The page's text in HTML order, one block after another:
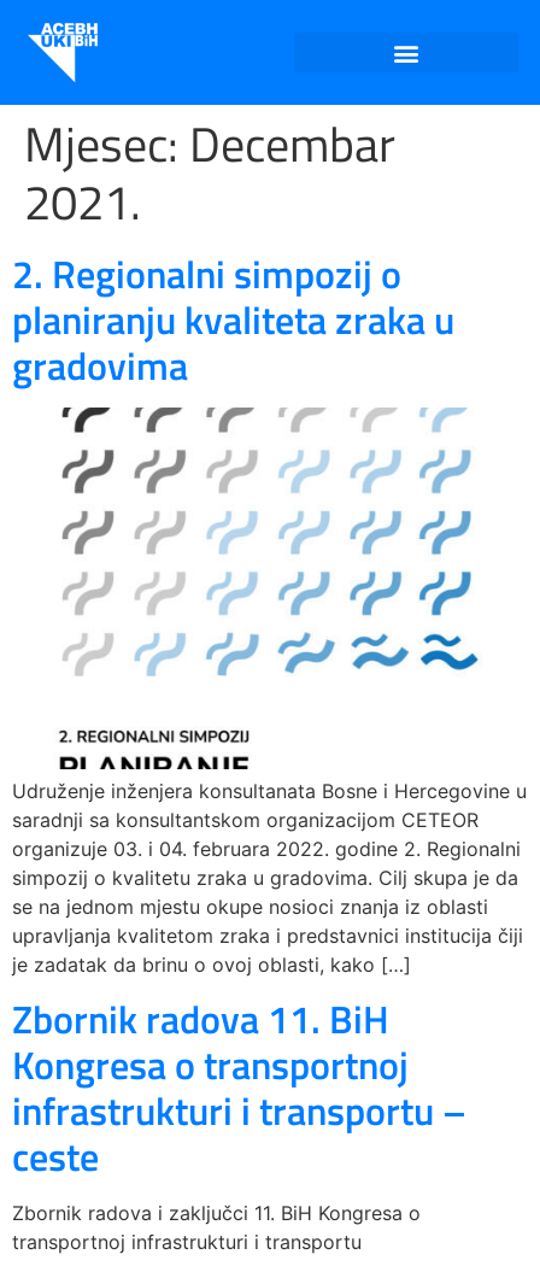
Mjesec: Decembar
2021.
2. Regionalni simpozij o
planiranju kvaliteta zraka u
gradovima
Udruženje inženjera konsultanata Bosne i Hercegovine u
saradnji sa konsultantskom organizacijom CETEOR
organizuje 03. i 04. februara 2022. godine 2. Regionalni
simpozij o kvalitetu zraka u gradovima. Cilj skupa je da
se na jednom mjestu okupe nosioci znanja iz oblasti
upravljanja kvalitetom zraka i predstavnici institucija čiji
je zadatak da brinu o ovoj oblasti, kako […]
Zbornik radova 11. BiH
Kongresa o transportnoj
infrastrukturi i transportu –
ceste
Zbornik radova i zaključci 11. BiH Kongresa o
transportnoj infrastrukturi i transportu